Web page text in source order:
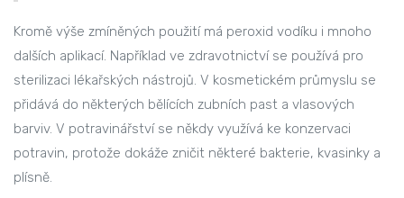
Kromě výše zmíněných použití má peroxid vodíku i mnoho
dalších aplikací. Například ve zdravotnictví se používá pro
sterilizaci lékařských nástrojů. V kosmetickém průmyslu se
přidává do některých bělících zubních past a vlasových
barviv. V potravinářství se někdy využívá ke konzervaci
potravin, protože dokáže zničit některé bakterie, kvasinky a
plísně.